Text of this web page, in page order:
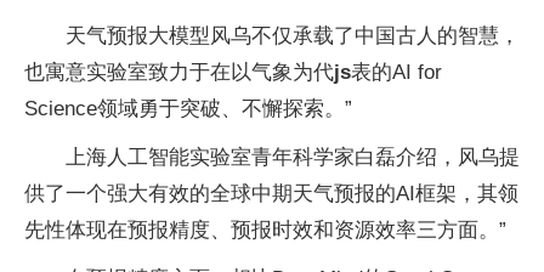
天气预报大模型风乌不仅承载了中国古人的智慧，
也寓意实验室致力于在以气象为代js表的AI for
Science领域勇于突破、不懈探索。”
上海人工智能实验室青年科学家白磊介绍，风乌提
供了一个强大有效的全球中期天气预报的AI框架，其领
先性体现在预报精度、预报时效和资源效率三方面。”